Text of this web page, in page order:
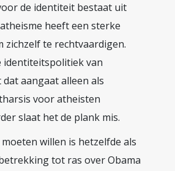
de identiteit bestaat uit
heeft een sterke
zichzelf te rechtvaardigen.
identiteitspolitiek van
aangaat alleen als
voor atheisten
slaat het de plank mis.
willen is hetzelfde als
tot ras over Obama